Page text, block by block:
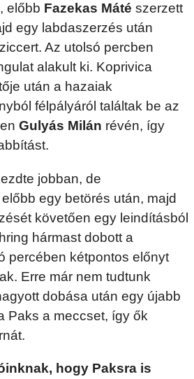
előbb Fazekas Máté szerzett
egy labdaszerzés után
Az utolsó percben
alakult ki. Koprivica
után a hazaiak
félpályáról találtak be az
Gulyás Milán révén, így
jobban, de
egy betörés után, majd
követően egy leindításból
hármast dobott a
percében kétpontos előnyt
Erre már nem tudtunk
dobása után egy újabb
Paks a meccset, így ők
hogy Paksra is